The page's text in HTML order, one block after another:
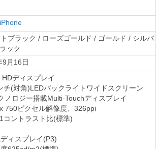
ブラック / ローズゴールド / ゴールド / シルバ
ック
9月16日
HDディスプレイ
チ(対角)LEDバックライトワイドスクリーン
ノロジー搭載Multi-Touchディスプレイ
750ピクセル解像度、326ppi
コントラスト比(標準)
ィスプレイ(P3)